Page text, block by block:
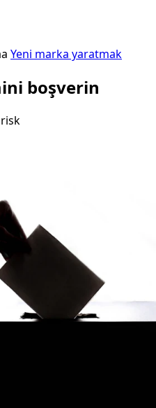
Yeni marka yaratmak
boşverin